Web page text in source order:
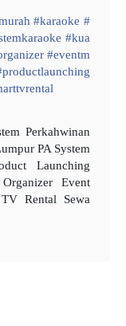
#karaoke #
#kua
#eventm
productlaunching
Perkahwinan
PA System
Launching
Event
Rental Sewa